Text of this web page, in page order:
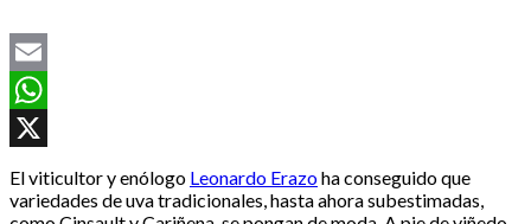
Email
WhatsApp
El viticultor y enólogo Leonardo Erazoha conseguido que
variedades de uva tradicionales, hasta ahora subestimadas,